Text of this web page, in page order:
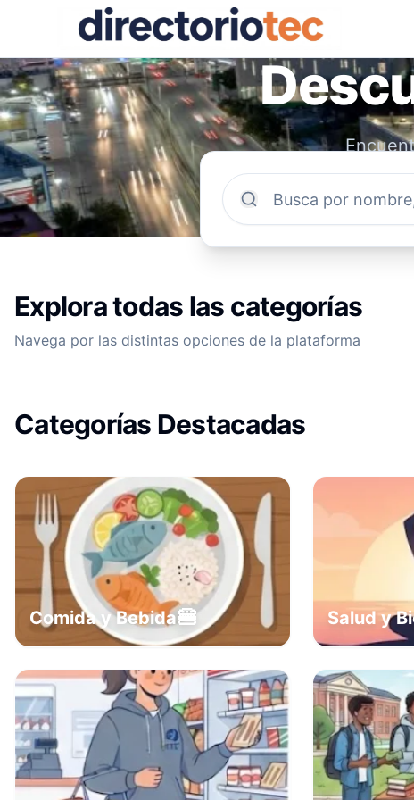
Explora todas las categorías
Navega por las distintas opciones de la plataforma
Categorías Destacadas
Comida y Bebida🍔 Salud y